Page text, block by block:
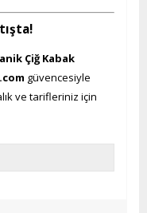
Çiğ Kabak
güvencesiyle
ve tarifleriniz için